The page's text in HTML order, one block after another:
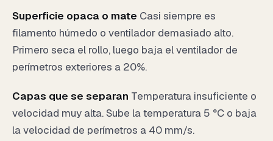
Superficie opaca o mate Casi siempre es
filamento húmedo o ventilador demasiado alto.
Primero seca el rollo, luego baja el ventilador de
perímetros exteriores a 20%.
Capas que se separan Temperatura insuficiente o
velocidad muy alta. Sube la temperatura 5 °C o baja
la velocidad de perímetros a 40 mm/s.